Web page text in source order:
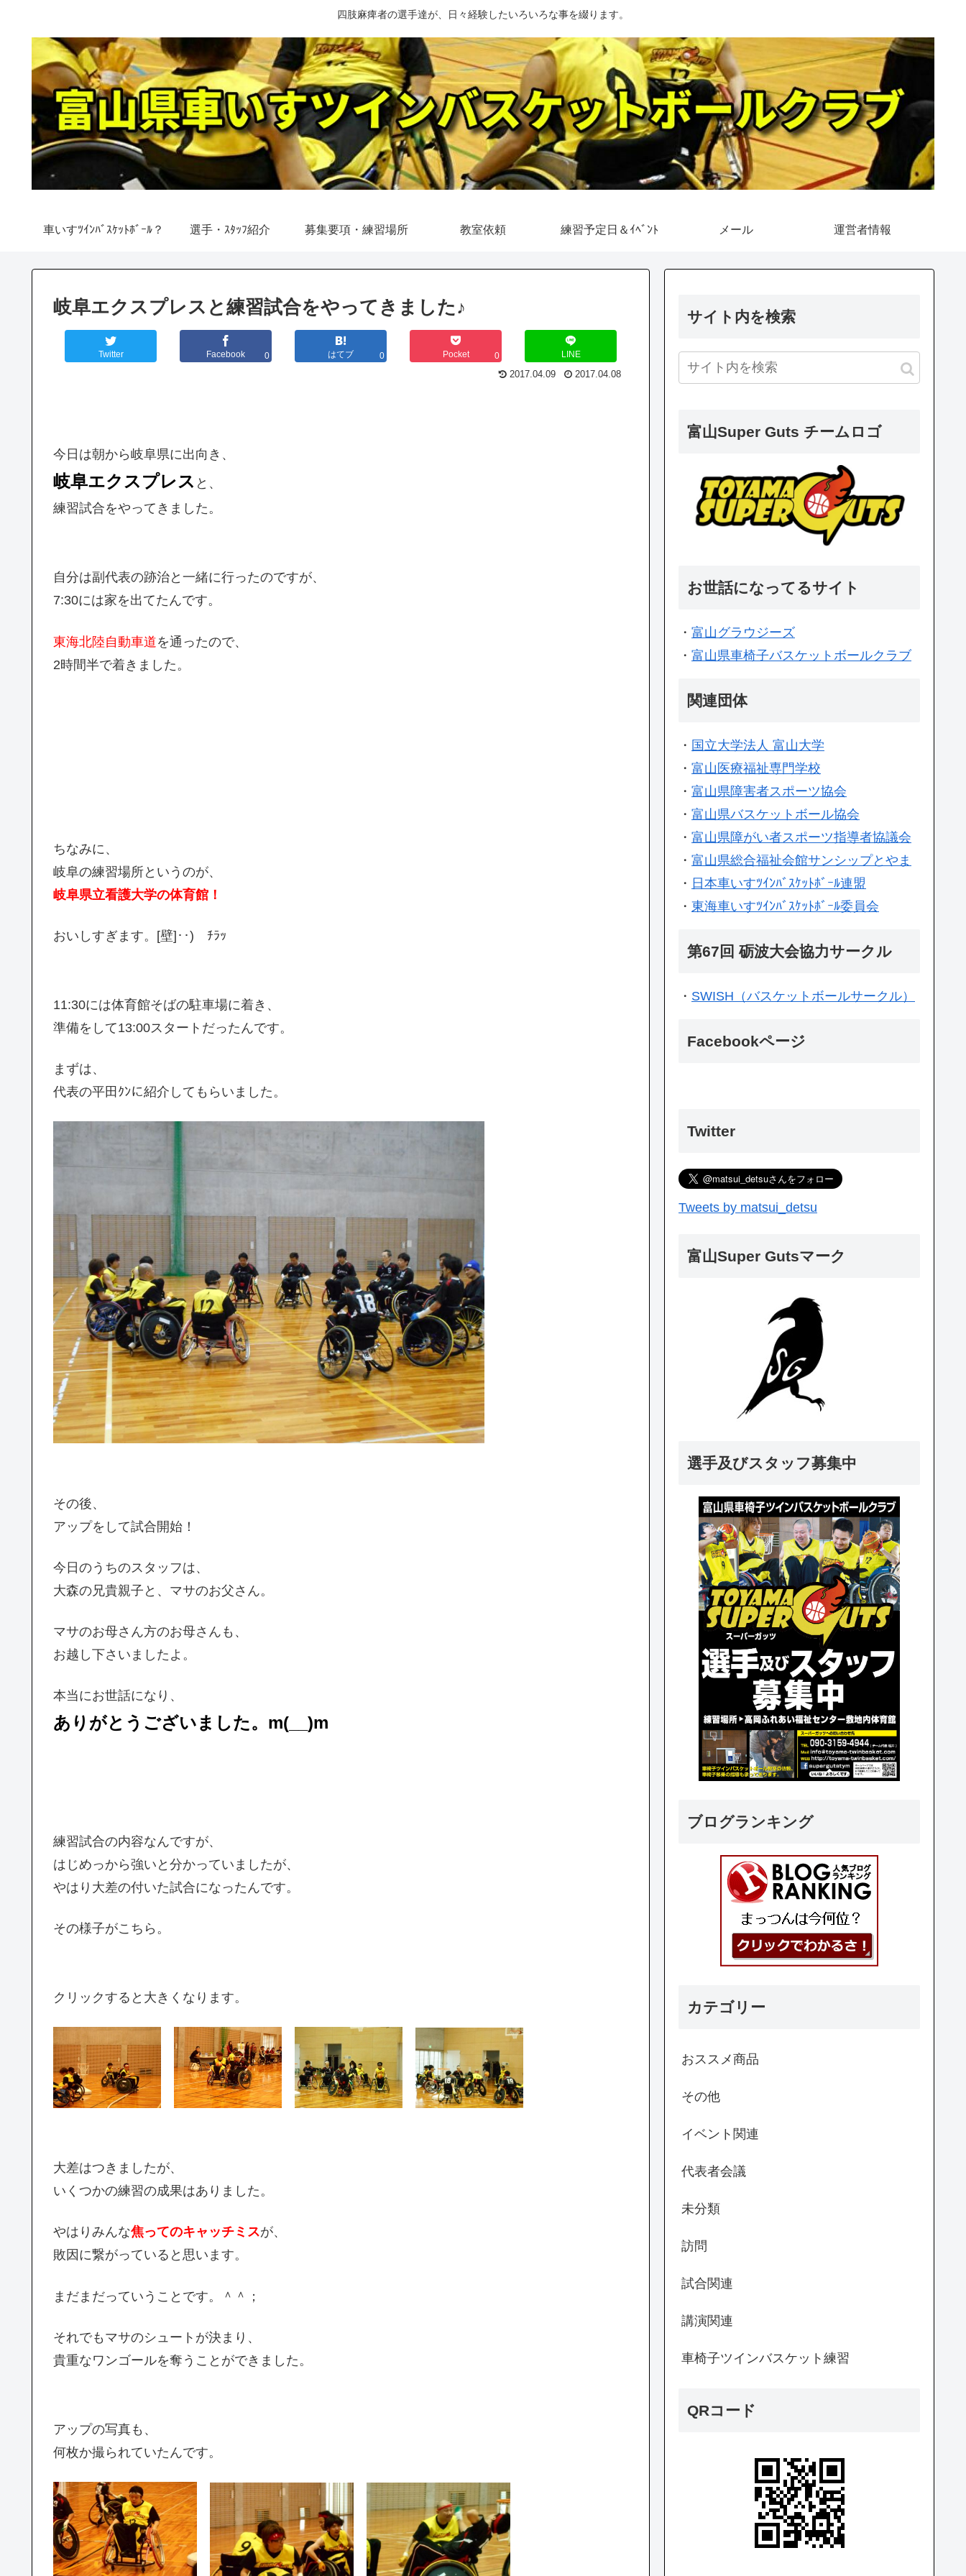
四肢麻痺者の選手達が、日々経験したいろいろな事を綴ります。
車いすﾂｲﾝﾊﾞｽｹｯﾄﾎﾞｰﾙ？ 選手・ｽﾀｯﾌ紹介 募集要項・練習場所 教室依頼 練習予定日＆ｲﾍﾞﾝﾄ メール 運営者情報
岐阜エクスプレスと練習試合をやってきました♪
Twitter Facebook 0 はてブ 0 Pocket 0 LINE
2017.04.09 2017.04.08
今日は朝から岐阜県に出向き、
岐阜エクスプレス と、
練習試合をやってきました。
自分は副代表の跡治と一緒に行ったのですが、
7:30には家を出てたんです。
東海北陸自動車道を通ったので、
2時間半で着きました。
ちなみに、
岐阜の練習場所というのが、
岐阜県立看護大学の体育館！
おいしすぎます。[壁]‥) ﾁﾗｯ
11:30には体育館そばの駐車場に着き、
準備をして13:00スタートだったんです。
まずは、
代表の平田ｸﾝに紹介してもらいました。
その後、
アップをして試合開始！
今日のうちのスタッフは、
大森の兄貴親子と、マサのお父さん。
マサのお母さん方のお母さんも、
お越し下さいましたよ。
本当にお世話になり、
ありがとうございました。m(__)m
練習試合の内容なんですが、
はじめっから強いと分かっていましたが、
やはり大差の付いた試合になったんです。
その様子がこちら。
クリックすると大きくなります。
大差はつきましたが、
いくつかの練習の成果はありました。
やはりみんな焦ってのキャッチミスが、
敗因に繋がっていると思います。
まだまだっていうことです。＾＾；
それでもマサのシュートが決まり、
貴重なワンゴールを奪うことができました。
アップの写真も、
何枚か撮られていたんです。
サイト内を検索
富山Super Guts チームロゴ
お世話になってるサイト
・ 富山グラウジーズ
・ 富山県車椅子バスケットボールクラブ
関連団体
・ 国立大学法人 富山大学
・ 富山医療福祉専門学校
・ 富山県障害者スポーツ協会
・ 富山県バスケットボール協会
・ 富山県障がい者スポーツ指導者協議会
・ 富山県総合福祉会館サンシップとやま
・ 日本車いすﾂｲﾝﾊﾞｽｹｯﾄﾎﾞｰﾙ連盟
・ 東海車いすﾂｲﾝﾊﾞｽｹｯﾄﾎﾞｰﾙ委員会
第67回 砺波大会協力サークル
・ SWISH（バスケットボールサークル）
Facebookページ
Twitter
Tweets by matsui_detsu
富山Super Gutsマーク
選手及びスタッフ募集中
ブログランキング
カテゴリー
おススメ商品
その他
イベント関連
代表者会議
未分類
訪問
試合関連
講演関連
車椅子ツインバスケット練習
QRコード